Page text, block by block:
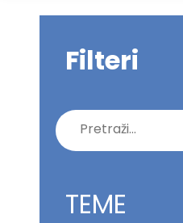
Filteri
Pretraži:
TEME